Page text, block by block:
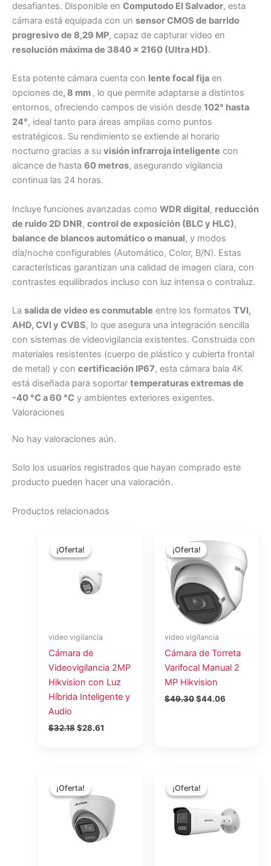
desafiantes. Disponible en Computodo El Salvador, esta
cámara está equipada con un sensor CMOS de barrido
progresivo de 8,29 MP, capaz de capturar video en
resolución máxima de 3840 x 2160 (Ultra HD).
Esta potente cámara cuenta con lente focal fija en
opciones de, 8 mm , lo que permite adaptarse a distintos
entornos, ofreciendo campos de visión desde 102° hasta
24°, ideal tanto para áreas amplias como puntos
estratégicos. Su rendimiento se extiende al horario
nocturno gracias a su visión infrarroja inteligente con
alcance de hasta 60 metros, asegurando vigilancia
continua las 24 horas.
Incluye funciones avanzadas como WDR digital, reducción
de ruido 2D DNR, control de exposición (BLC y HLC),
balance de blancos automático o manual, y modos
día/noche configurables (Automático, Color, B/N). Estas
características garantizan una calidad de imagen clara, con
contrastes equilibrados incluso con luz intensa o contraluz.
La salida de video es conmutable entre los formatos TVI,
AHD, CVI y CVBS, lo que asegura una integración sencilla
con sistemas de videovigilancia existentes. Construida con
materiales resistentes (cuerpo de plástico y cubierta frontal
de metal) y con certificación IP67, esta cámara bala 4K
está diseñada para soportar temperaturas extremas de
-40 °C a 60 °C y ambientes exteriores exigentes.
Valoraciones
No hay valoraciones aún.
Solo los usuarios registrados que hayan comprado este
producto pueden hacer una valoración.
Productos relacionados
¡Oferta!
¡Oferta!
video vigilancia
Cámara de
Videovigilancia 2MP
Hikvision con Luz
Híbrida Inteligente y
Audio
$32.18
precio
original
$32.18.
$28.61
¡Oferta!
¡Oferta!
video vigilancia
Cámara de Torreta
Varifocal Manual 2
MP Hikvision
$49.30
precio
original
era:
$49.30.
$44.06
precio
actual
es:
$44.06.
¡Oferta!
¡Oferta!precio
original
era:
$33.73.
es:
$30.14.
¡Oferta!
¡Oferta!precio
original
$178.69. $159.70.